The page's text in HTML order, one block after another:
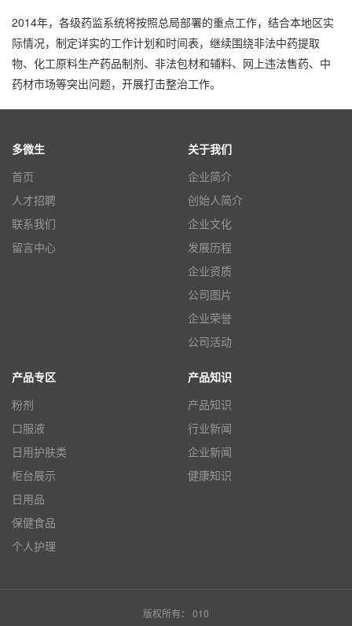
2014年，各级药监系统将按照总局部署的重点工作，结合本地区实
际情况，制定详实的工作计划和时间表，继续围绕非法中药提取
物、化工原料生产药品制剂、非法包材和辅料、网上违法售药、中
药材市场等突出问题，开展打击整治工作。
多微生
首页
人才招聘
联系我们
留言中心
关于我们
企业简介
创始人简介
企业文化
发展历程
企业资质
公司图片
企业荣誉
公司活动
产品专区
粉剂
口服液
日用护肤类
柜台展示
日用品
保健食品
个人护理
产品知识
产品知识
行业新闻
企业新闻
健康知识
版权所有： 010